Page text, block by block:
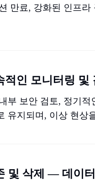
만료, 강화된 인프
적인 모니터링 및
부 보안 검토, 정기
유지되며, 이상 현상
및 삭제 — 데이